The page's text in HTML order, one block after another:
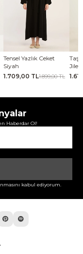
Tensel Yazlık Ceket
Siyah
1.709,00 TL1.899,00 TL
Jile
Haberdar Ol!
kabul ediyorum.